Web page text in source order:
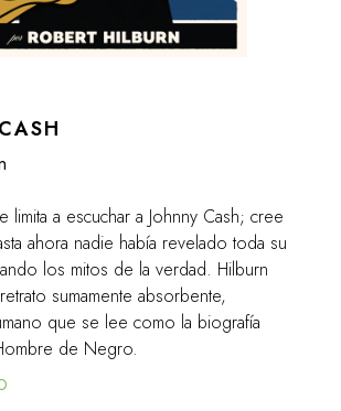
limita a escuchar a Johnny Cash; cree
ahora nadie había revelado toda su
los mitos de la verdad. Hilburn
sumamente absorbente,
que se lee como la biografía
de Negro.